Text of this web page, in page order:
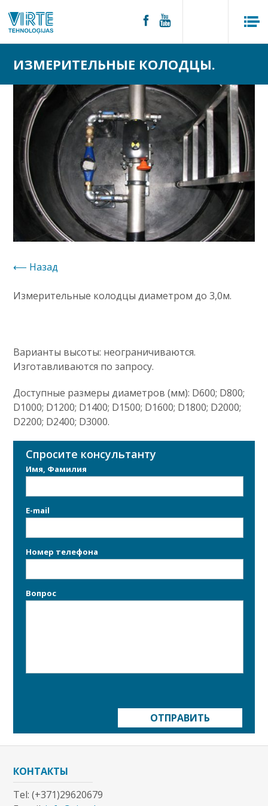
ИЗМЕРИТЕЛЬНЫЕ КОЛОДЦЫ.
Hазад
Измерительные колодцы диаметром до 3,0м.
Варианты высоты: неограничиваются.
Изготавливаются по запросу.
Доступные размеры диаметров (мм): D600; D800;
D1000; D1200; D1400; D1500; D1600; D1800; D2000;
D2200; D2400; D3000.
Спросите консультанту
Имя, Фамилия
E-mail
Номер телефона
Bопрос
ОТПРАВИТЬ
КОНТАКТЫ
Tel: (+371)29620679